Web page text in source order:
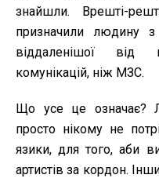
знайшли. Врешті-
призначили людину
віддаленішої від
комунікацій, ніж МЗС.
Що усе це означає?
просто нікому не
язики, для того, аби
артистів за кордон.